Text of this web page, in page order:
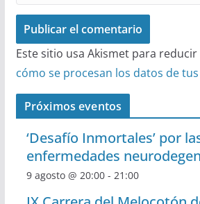
Este sitio usa Akismet para reducir
cómo se procesan los datos de
Próximos eventos
‘Desafío Inmortales’ por
enfermedades
9 agosto @ 20:00- 21:00